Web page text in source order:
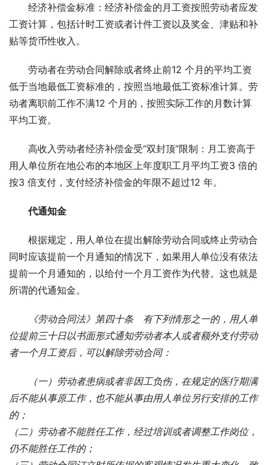
经济补偿金标准：经济补偿金的月工资按照劳动者应发
工资计算，包括计时工资或者计件工资以及奖金、津贴和补
贴等货币性收入。
劳动者在劳动合同解除或者终止前12 个月的平均工资
低于当地最低工资标准的，按照当地最低工资标准计算。劳
动者离职前工作不满12 个月的，按照实际工作的月数计算
平均工资。
高收入劳动者经济补偿金受“双封顶”限制：月工资高于
用人单位所在地公布的本地区上年度职工月平均工资3 倍的
按3 倍支付，支付经济补偿金的年限不超过12 年。
代通知金
根据规定，用人单位在提出解除劳动合同或终止劳动合
同时应该提前一个月通知的情况下，如果用人单位没有依法
提前一个月通知的，以给付一个月工资作为代替。这也就是
所谓的代通知金。
《劳动合同法》第四十条　有下列情形之一的，用人单
位提前三十日以书面形式通知劳动者本人或者额外支付劳动
者一个月工资后，可以解除劳动合同：
（一）劳动者患病或者非因工负伤，在规定的医疗期满
后不能从事原工作，也不能从事由用人单位另行安排的工作
的；
（二）劳动者不能胜任工作，经过培训或者调整工作岗位，
仍不能胜任工作的；